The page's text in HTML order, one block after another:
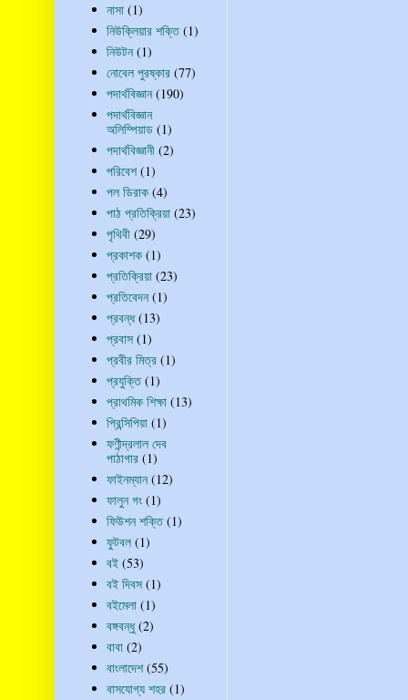
নাসা (1)
নিউক্লিয়ার শক্তি (1)
নিউটন (1)
নোবেল পুরষ্কার (77)
পদার্থবিজ্ঞান (190)
পদার্থবিজ্ঞান
অলিম্পিয়াড (1)
পদার্থবিজ্ঞানী (2)
পরিবেশ (1)
পল ডিরাক (4)
পাঠ প্রতিক্রিয়া (23)
পৃথিবী (29)
প্রকাশক (1)
প্রতিক্রিয়া (23)
প্রতিবেদন (1)
প্রবন্ধ (13)
প্রবাস (1)
প্রবীর মিত্র (1)
প্রযুক্তি (1)
প্রাথমিক শিক্ষা (13)
প্রিন্সিপিয়া (1)
ফণীন্দ্রলাল দেব
পাঠাগার (1)
ফাইনম্যান (12)
ফালুন গং (1)
ফিউশন শক্তি (1)
ফুটবল (1)
বই (53)
বই দিবস (1)
বইমেলা (1)
বঙ্গবন্ধু (2)
বাবা (2)
বাংলাদেশ (55)
বাসযোগ্য শহর (1)